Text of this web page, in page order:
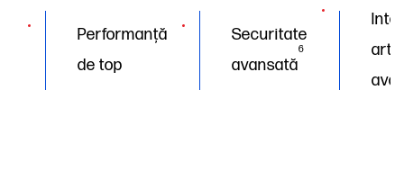
Performanță
de top
Securitate
avansată
6